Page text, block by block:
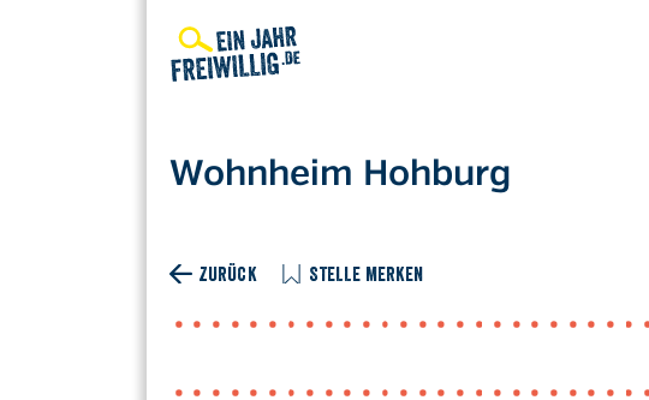
Wohnheim Hohburg
ZURÜCK STELLE MERKEN